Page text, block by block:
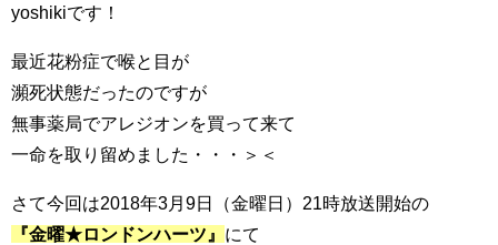
yoshikiです！
最近花粉症で喉と目が
瀕死状態だったのですが
無事薬局でアレジオンを買って来て
一命を取り留めました・・・＞＜
さて今回は2018年3月9日（金曜日）21時放送開始の
『金曜★ロンドンハーツ』 にて